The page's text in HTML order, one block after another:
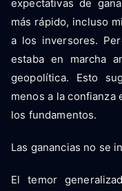
expectativas de
más rápido, incluso
a los inversores.
estaba en marcha
geopolítica. Esto
menos a la confianza
los fundamentos.
Las ganancias no se
El temor